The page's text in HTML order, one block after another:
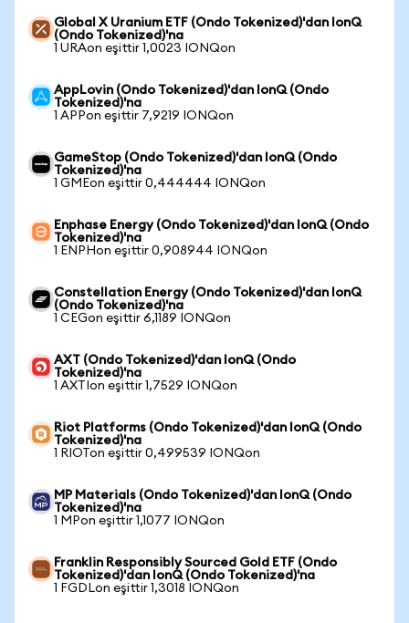
Global X Uranium ETF (Ondo Tokenized)'dan IonQ
(Ondo Tokenized)'na
1 URAon eşittir 1,0023 IONQon
AppLovin (Ondo Tokenized)'dan IonQ (Ondo
Tokenized)'na
1 APPon eşittir 7,9219 IONQon
GameStop (Ondo Tokenized)'dan IonQ (Ondo
Tokenized)'na
1 GMEon eşittir 0,444444 IONQon
Enphase Energy (Ondo Tokenized)'dan IonQ (Ondo
Tokenized)'na
1 ENPHon eşittir 0,908944 IONQon
Constellation Energy (Ondo Tokenized)'dan IonQ
(Ondo Tokenized)'na
1 CEGon eşittir 6,1189 IONQon
AXT (Ondo Tokenized)'dan IonQ (Ondo
Tokenized)'na
1 AXTIon eşittir 1,7529 IONQon
Riot Platforms (Ondo Tokenized)'dan IonQ (Ondo
Tokenized)'na
1 RIOTon eşittir 0,499539 IONQon
MP Materials (Ondo Tokenized)'dan IonQ (Ondo
Tokenized)'na
1 MPon eşittir 1,1077 IONQon
Franklin Responsibly Sourced Gold ETF (Ondo
Tokenized)'dan IonQ (Ondo Tokenized)'na
1 FGDLon eşittir 1,3018 IONQon